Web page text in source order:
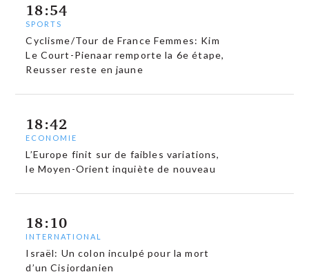
18:54
SPORTS
Cyclisme/Tour de France Femmes: Kim
Le Court-Pienaar remporte la 6e étape,
Reusser reste en jaune
18:42
ECONOMIE
L’Europe finit sur de faibles variations,
le Moyen-Orient inquiète de nouveau
18:10
INTERNATIONAL
Israël: Un colon inculpé pour la mort
d’un Cisjordanien